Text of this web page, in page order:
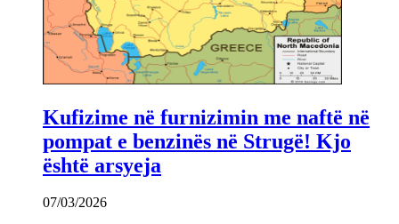
Kufizime në furnizimin me naftë në
pompat e benzinës në Strugë! Kjo
është arsyeja
07/03/2026